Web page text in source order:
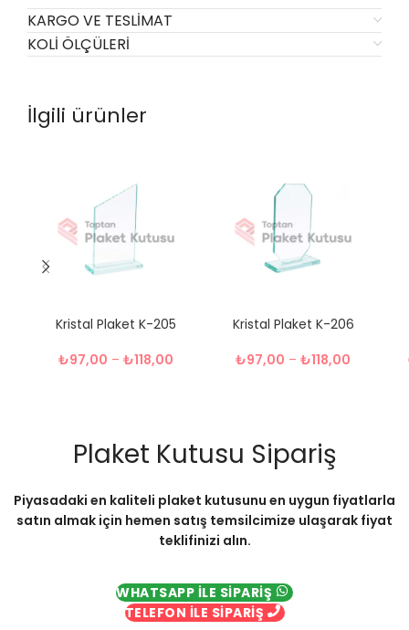
KARGO VE TESLIMAT
KOLI ÖLÇÜLERI
İlgili ürünler
Kristal Plaket K-205
₺97,00 – ₺118,00
Kristal Plaket K-206
₺97,00 – ₺118,00
Plaket Kutusu Sipariş
Piyasadaki en kaliteli plaket kutusunu en uygun fiyatlarla
satın almak için hemen satış temsilcimize ulaşarak fiyat
teklifinizi alın.
WHATSAPP İLE SİPARİŞ
TELEFON İLE SİPARİŞ